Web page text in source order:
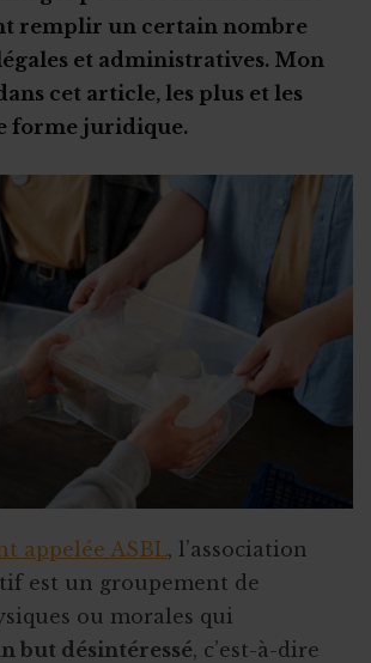
dons récoltés par votre ASBL créée pour
?
clément ?
: que faire ?
émotionnelle
de se battre au quotidien
expériences
remplir un certain nombre
et administratives. Mon
cet article, les plus et les
forme juridique.
appelée ASBL, l’association
est un groupement de
ou morales qui
but désintéressé, c’est-à-dire